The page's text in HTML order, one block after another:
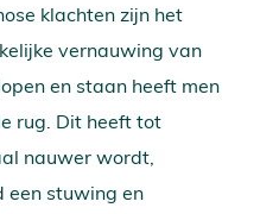
klachten zijn het
vernauwing van
en staan heeft men
rug. Dit heeft tot
nauwer wordt,
een stuwing en